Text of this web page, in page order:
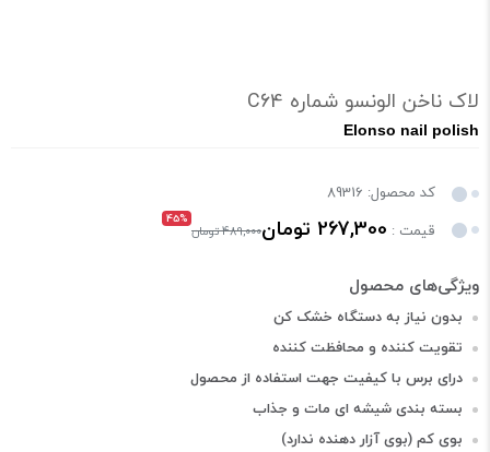
لاک ناخن الونسو شماره C64
Elonso nail polish
کد محصول: 89316
قیمت : 267,300 تومان 45%
489,000 تومان
بدون نیاز به دستگاه خشک کن
تقویت کننده و محافظت کننده
درای برس با کیفیت جهت استفاده از محصول
بسته بندی شیشه ای مات و جذاب
بوی کم (بوی آزار دهنده ندارد)